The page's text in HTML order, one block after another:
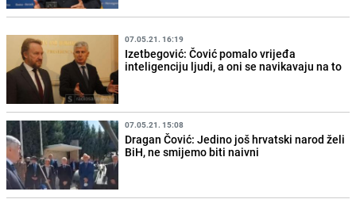
07.05.21. 16:19
Izetbegović: Čović pomalo vrijeđa
inteligenciju ljudi, a oni se navikavaju na to
07.05.21. 15:08
Dragan Čović: Jedino još hrvatski narod želi
BiH, ne smijemo biti naivni